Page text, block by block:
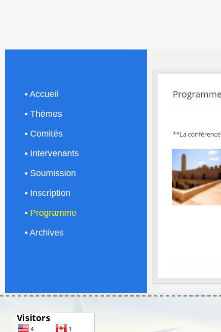
• Accueil
• Thèmes
• Comités
• Intervenants
• Soumission
• Inscription
• Programme
• Archives
**La conférence